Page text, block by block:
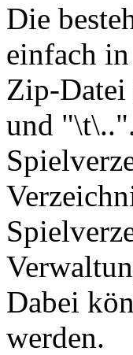
Die
einfach
Zip-
und
Dabei
werden.